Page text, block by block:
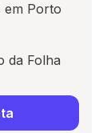
em Porto
da Folha